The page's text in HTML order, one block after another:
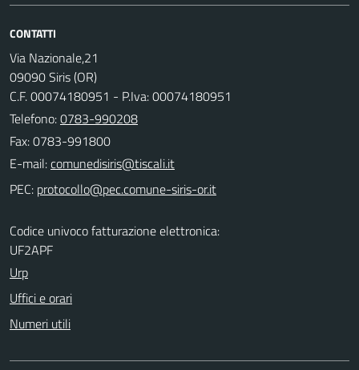
CONTATTI
Via Nazionale,21
09090 Siris (OR)
C.F. 00074180951 - P.Iva: 00074180951
Telefono:0783-990208
Fax: 0783-991800
E-mail:
PEC:
Codice univoco fatturazione elettronica:
UF2APF
Urp
Uffici e orari
Numeri utili